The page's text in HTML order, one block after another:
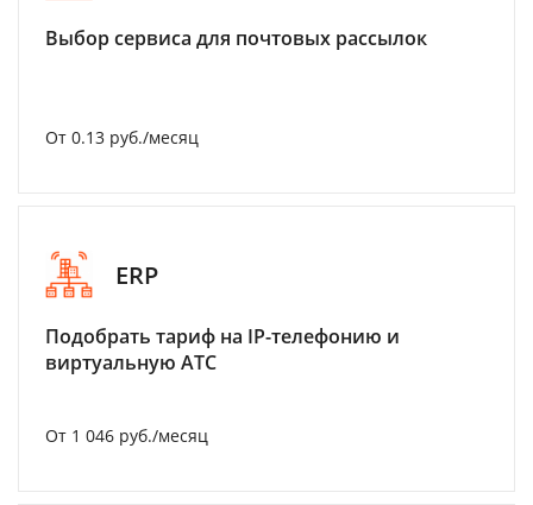
Выбор сервиса для почтовых рассылок
От 0.13 руб./месяц
ERP
Подобрать тариф на IP-телефонию и
виртуальную АТС
От 1 046 руб./месяц